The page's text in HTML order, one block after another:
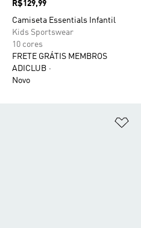
Preço
R$129,99
Camiseta Essentials Infantil
Kids Sportswear
10 cores
FRETE GRÁTIS MEMBROS
ADICLUB
Novo